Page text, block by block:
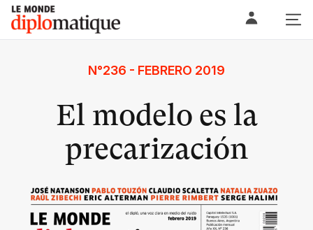
Skip
content
Le monde diplomatique
N°236 - FEBRERO 2019
El modelo es la
precarización